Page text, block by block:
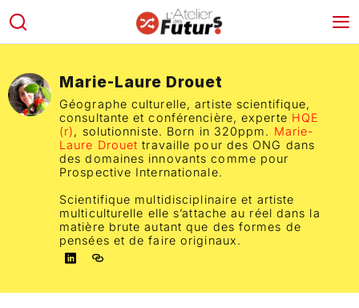
Marie-Laure Drouet
Géographe culturelle, artiste scientifique,
consultante et conférencière, experte HQE
(r), solutionniste. Born in 320ppm. Marie-
Laure Drouet travaille pour des ONG dans
des domaines innovants comme pour
Prospective Internationale.
Scientifique multidisciplinaire et artiste
multiculturelle elle s’attache au réel dans la
matière brute autant que des formes de
pensées et de faire originaux.